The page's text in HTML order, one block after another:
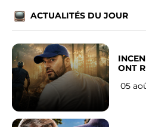
ACTUALITÉS DU JOUR
ONT
05